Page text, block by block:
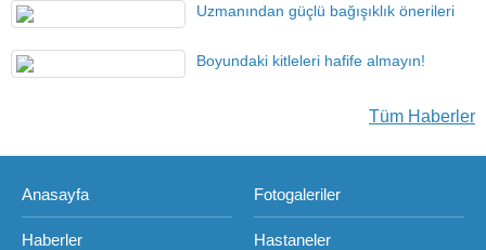
Uzmanından güçlü bağışıklık önerileri
Boyundaki kitleleri hafife almayın!
Tüm Haberler
Anasayfa Fotogaleriler
Haberler Hastaneler